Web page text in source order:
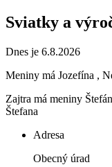
Sviatky a
Dnes je 6.8.2026
Meniny má Jozefína ,
Zajtra má meniny
Štefana
Adresa
Obecný úrad